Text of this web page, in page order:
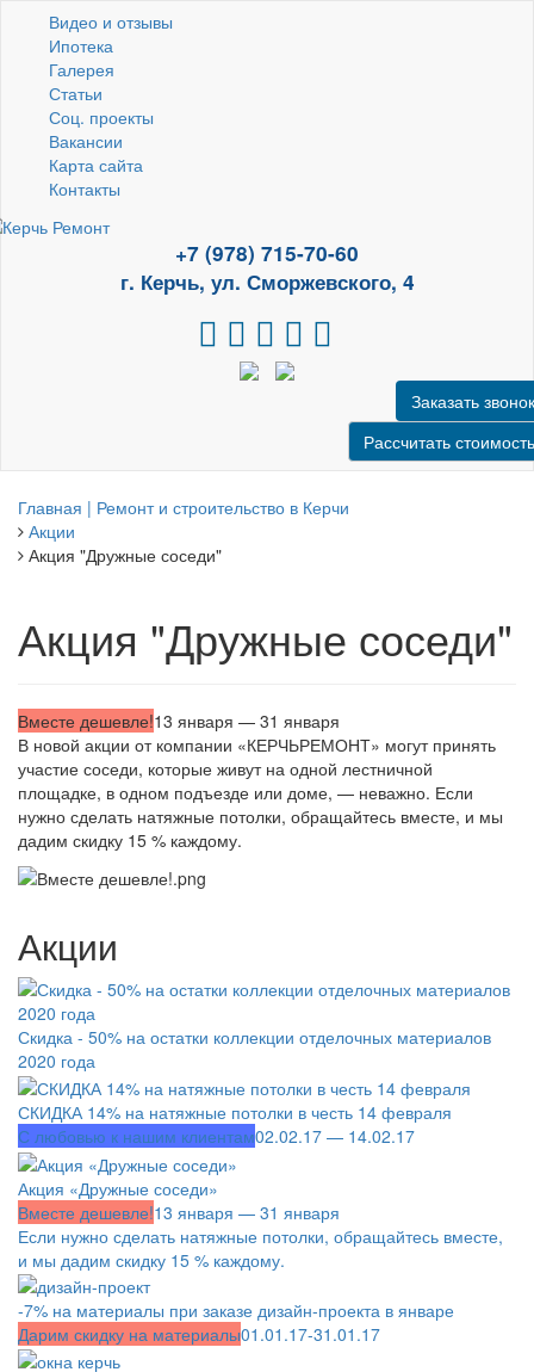
Видео и отзывы
Ипотека
Галерея
Статьи
Соц. проекты
Вакансии
Карта сайта
Контакты
+7 (978) 715-70-60
г. Керчь, ул. Сморжевского, 4
Заказать звонок
Рассчитать стоимость
Главная | Ремонт и строительство в Керчи
Акции
Акция "Дружные соседи"
Акция "Дружные соседи"
Вместе дешевле!13 января — 31 января
В новой акции от компании «КЕРЧЬРЕМОНТ» могут принять
участие соседи, которые живут на одной лестничной
площадке, в одном подъезде или доме, — неважно. Если
нужно сделать натяжные потолки, обращайтесь вместе, и мы
дадим скидку 15 % каждому.
Акции
Скидка - 50% на остатки коллекции отделочных материалов
2020 года
СКИДКА 14% на натяжные потолки в честь 14 февраля
С любовью к нашим клиентам02.02.17 — 14.02.17
Акция «Дружные соседи»
Вместе дешевле!13 января — 31 января
Если нужно сделать натяжные потолки, обращайтесь вместе,
и мы дадим скидку 15 % каждому.
-7% на материалы при заказе дизайн-проекта в январе
Дарим скидку на материалы01.01.17-31.01.17